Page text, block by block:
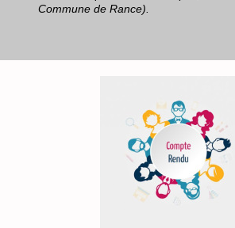
Commune de Rance).